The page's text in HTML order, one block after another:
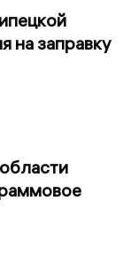
на заправку